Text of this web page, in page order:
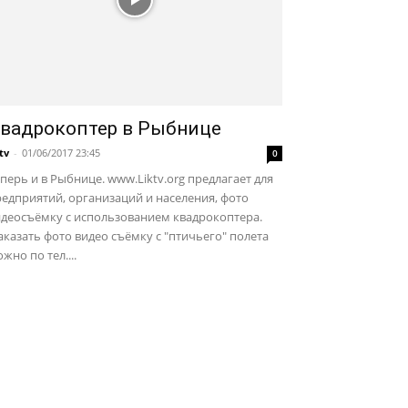
в Рыбнице
- 01/06/2017 23:45 0
и в Рыбнице. www.Liktv.org предлагает для
организаций и населения, фото
с использованием квадрокоптера.
фото видео съёмку с "птичьего" полета
по тел....